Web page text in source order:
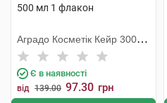
500 мл 1 флакон
Аградо Косметік Кейр 3000
С.Л.У.
Є в наявності
від 139.00 97.30 грн